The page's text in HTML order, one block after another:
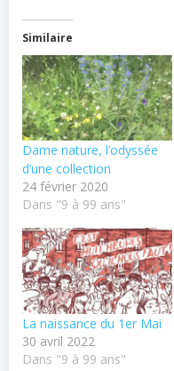
Similaire
Dame nature, l’odyssée
d’une collection
24 février 2020
Dans "9 à 99 ans"
La naissance du 1er Mai
30 avril 2022
Dans "9 à 99 ans"